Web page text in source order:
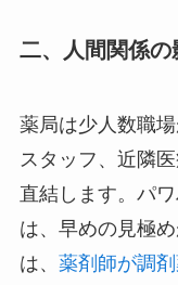
二、人間関係
薬局は少人数職
スタッフ、近隣
直結します。パ
は、早めの見極
は、 薬剤師が調